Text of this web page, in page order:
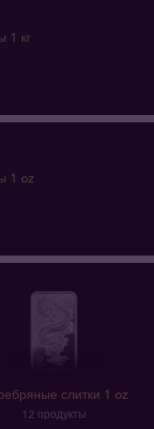
1 кг
1 oz
слитки 1 oz
12 продукты